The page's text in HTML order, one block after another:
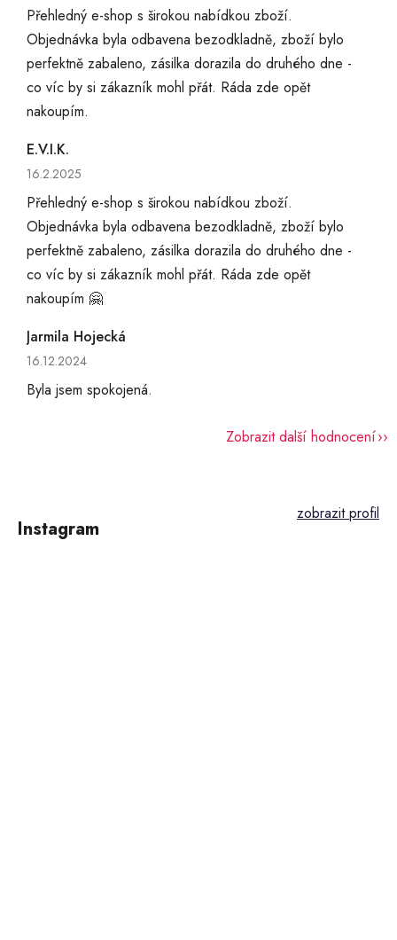
Přehledný e-shop s širokou nabídkou zboží.
Objednávka byla odbavena bezodkladně, zboží bylo
perfektně zabaleno, zásilka dorazila do druhého dne -
co víc by si zákazník mohl přát. Ráda zde opět
nakoupím.
E.V.I.K.
Hodnocení obchodu je 5 z 5 hvězdiček.
16.2.2025
Přehledný e-shop s širokou nabídkou zboží.
Objednávka byla odbavena bezodkladně, zboží bylo
perfektně zabaleno, zásilka dorazila do druhého dne -
co víc by si zákazník mohl přát. Ráda zde opět
nakoupím 🤗
Jarmila Hojecká
Hodnocení obchodu je 5 z 5 hvězdiček.
16.12.2024
Byla jsem spokojená.
Zobrazit další hodnocení
Instagram